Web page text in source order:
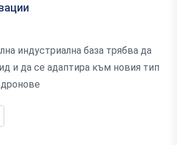
индустриална база трябва да
и да се адаптира към новия тип